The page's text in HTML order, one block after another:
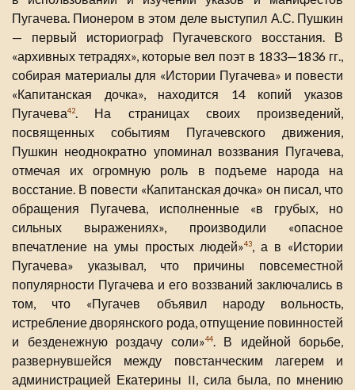
Пугачева. Пионером в этом деле выступил А.С. Пушкин
— первый историограф Пугачевского восстания. В
«архивных тетрадях», которые вел поэт в 1833—1836 гг.,
собирая материалы для «Истории Пугачева» и повести
«Капитанская дочка», находится 14 копий указов
Пугачева42. На страницах своих произведений,
посвященных событиям Пугачевского движения,
Пушкин неоднократно упоминал воззвания Пугачева,
отмечая их огромную роль в подъеме народа на
восстание. В повести «Капитанская дочка» он писал, что
обращения Пугачева, исполненные «в грубых, но
сильных выражениях», производили «опасное
впечатление на умы простых людей»43, а в «Истории
Пугачева» указывал, что причины повсеместной
популярности Пугачева и его воззваний заключались в
том, что «Пугачев объявил народу вольность,
истребление дворянского рода, отпущение повинностей
и безденежную роздачу соли»44. В идейной борьбе,
развернувшейся между повстанческим лагерем и
администрацией Екатерины II, сила была, по мнению